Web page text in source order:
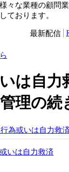
々な業種の顧問
ております。
最新配信
は自力
理の続
為或いは自力救済
いは自力救済